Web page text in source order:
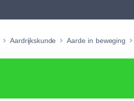
Taalvakken
Geen vakken.
Aardrijkskunde Aarde in beweging